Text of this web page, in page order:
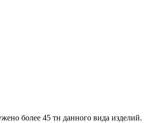
более 45 тн данного вида изделий.